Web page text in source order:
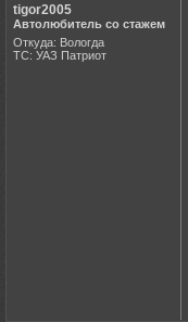
tigor2005
Автолюбитель со стажем
Откуда: Вологда
ТС: УАЗ Патриот